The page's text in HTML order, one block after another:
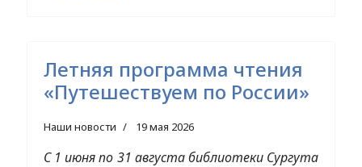
Летняя программа чтения
«Путешествуем по России»
Наши новости 19 мая 2026
С 1 июня по 31 августа библиотеки Сургута